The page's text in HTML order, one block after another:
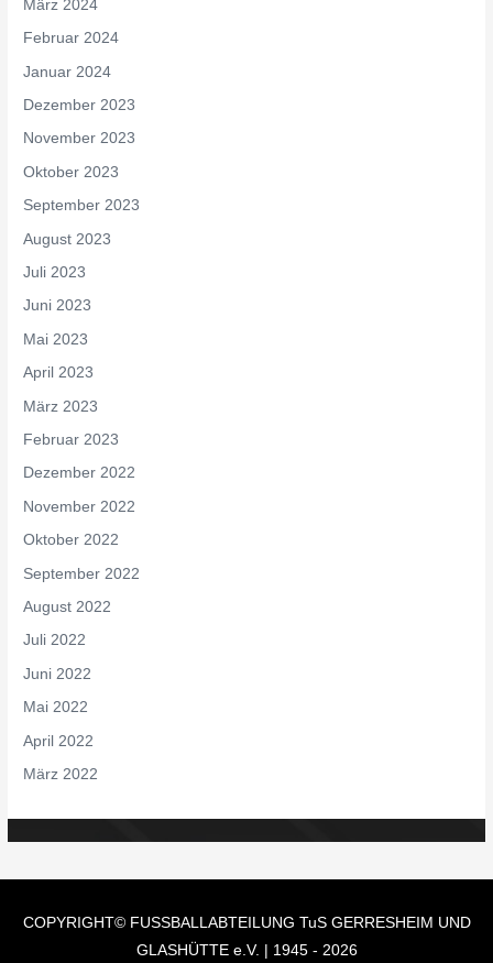
März 2024
Februar 2024
Januar 2024
Dezember 2023
November 2023
Oktober 2023
September 2023
August 2023
Juli 2023
Juni 2023
Mai 2023
April 2023
März 2023
Februar 2023
Dezember 2022
November 2022
Oktober 2022
September 2022
August 2022
Juli 2022
Juni 2022
Mai 2022
April 2022
März 2022
COPYRIGHT© FUSSBALLABTEILUNG TuS GERRESHEIM UND
GLASHÜTTE e.V. | 1945 - 2026